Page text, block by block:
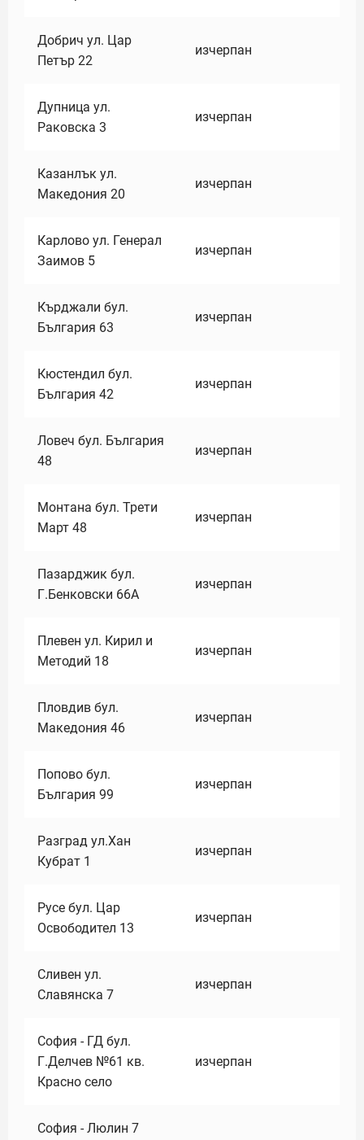
Добрич ул. Цар
Петър 22
изчерпан
Дупница ул.
Раковска 3
изчерпан
Казанлък ул.
Македония 20
изчерпан
Карлово ул. Генерал
Заимов 5
изчерпан
Кърджали бул.
България 63
изчерпан
Кюстендил бул.
България 42
изчерпан
Ловеч бул. България
48
изчерпан
Монтана бул. Трети
Март 48
изчерпан
Пазарджик бул.
Г.Бенковски 66А
изчерпан
Плевен ул. Кирил и
Методий 18
изчерпан
Пловдив бул.
Македония 46
изчерпан
Попово бул.
България 99
изчерпан
Разград ул.Хан
Кубрат 1
изчерпан
Русе бул. Цар
Освободител 13
изчерпан
Сливен ул.
Славянска 7
изчерпан
София - ГД бул.
Г.Делчев №61 кв.
Красно село
изчерпан
София - Люлин 7